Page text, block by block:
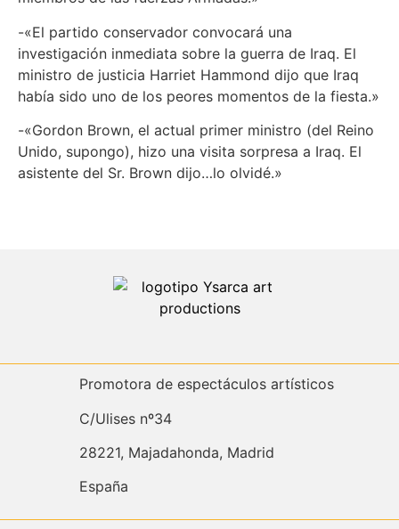
-«El partido conservador convocará una
investigación inmediata sobre la guerra de Iraq. El
ministro de justicia Harriet Hammond dijo que Iraq
había sido uno de los peores momentos de la fiesta.»
-«Gordon Brown, el actual primer ministro (del Reino
Unido, supongo), hizo una visita sorpresa a Iraq. El
asistente del Sr. Brown dijo…lo olvidé.»
Promotora de espectáculos artísticos
C/Ulises nº34
28221, Majadahonda, Madrid
España